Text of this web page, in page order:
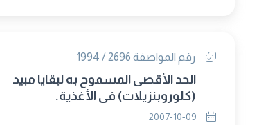
رقم المواصفة 2696 / 1994
الحد الأقصى المسموح به لبقايا مبيد
(كلوروبنزيلات) فى الأغذية.